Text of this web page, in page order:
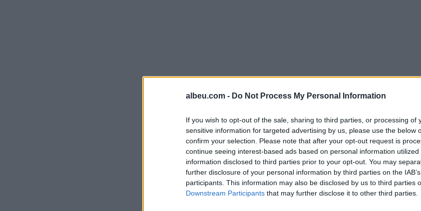
albeu.com - Do Not Process My Personal Information
If you wish to opt-out of the sale, sharing to third parties, or processing of
sensitive information for targeted advertising by us, please use the below
confirm your selection. Please note that after your opt-out request is
continue seeing interest-based ads based on personal information
information disclosed to third parties prior to your opt-out. You may
further disclosure of your personal information by third parties on the
participants. This information may also be disclosed by us to third parties
Downstream Participants that may further disclose it to other third parties.